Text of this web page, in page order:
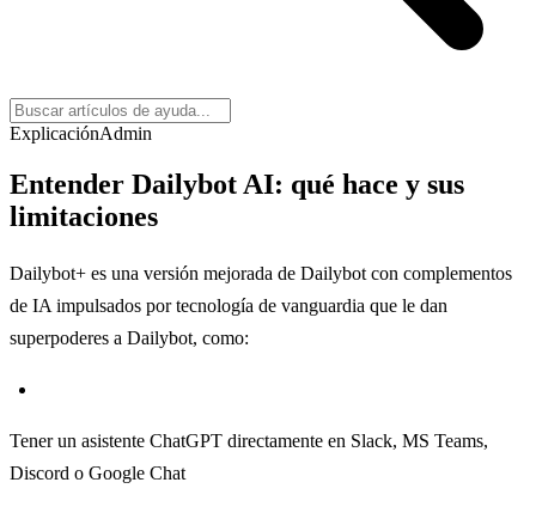
ExplicaciónAdmin
Entender Dailybot AI: qué hace y sus
limitaciones
Dailybot+ es una versión mejorada de Dailybot con complementos
de IA impulsados por tecnología de vanguardia que le dan
superpoderes a Dailybot, como:
Tener un asistente ChatGPT directamente en Slack, MS Teams,
Discord o Google Chat